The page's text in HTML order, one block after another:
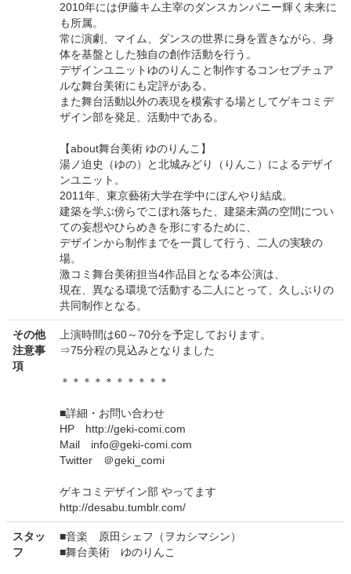
2010年には伊藤キム主宰のダンスカンパニー輝く未来に
も所属。
常に演劇、マイム、ダンスの世界に身を置きながら、身
体を基盤とした独自の創作活動を行う。
デザインユニットゆのりんこと制作するコンセプチュア
ルな舞台美術にも定評がある。
また舞台活動以外の表現を模索する場としてゲキコミデ
ザイン部を発足、活動中である。
【about舞台美術 ゆのりんこ】
湯ノ迫史（ゆの）と北城みどり（りんこ）によるデザイ
ンユニット。
2011年、東京藝術大学在学中にぼんやり結成。
建築を学ぶ傍らでこぼれ落ちた、建築未満の空間につい
ての妄想やひらめきを形にするために、
デザインから制作までを一貫して行う、二人の実験の
場。
激コミ舞台美術担当4作品目となる本公演は、
現在、異なる環境で活動する二人にとって、久しぶりの
共同制作となる。
その他
注意事
項
上演時間は60～70分を予定しております。
⇒75分程の見込みとなりました
＊＊＊＊＊＊＊＊＊＊
■詳細・お問い合わせ
HP http://geki-comi.com
Mail info@geki-comi.com
Twitter ＠geki_comi
ゲキコミデザイン部 やってます
http://desabu.tumblr.com/
スタッ
フ
■音楽 原田シェフ（ヲカシマシン）
■舞台美術 ゆのりんこ